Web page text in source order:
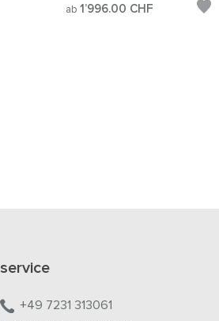
ab 1’996.00 CHF
service
+49 7231 313061